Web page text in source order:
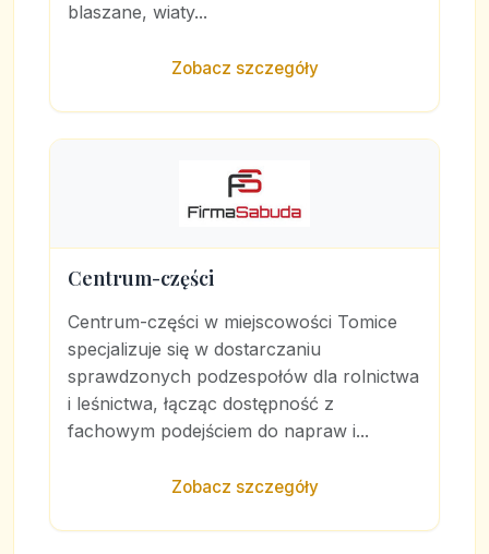
blaszane, wiaty...
Zobacz szczegóły
Centrum-części
Centrum-części w miejscowości Tomice
specjalizuje się w dostarczaniu
sprawdzonych podzespołów dla rolnictwa
i leśnictwa, łącząc dostępność z
fachowym podejściem do napraw i...
Zobacz szczegóły